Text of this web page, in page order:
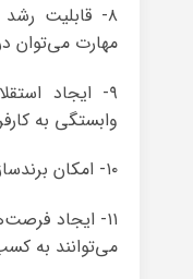
۸- قابلیت
مهارت می‌توان
۹- ایجاد
وابستگی به
۱۰- امکان برندسازی شخصی .
۱۱- ایجاد
می‌توانند به